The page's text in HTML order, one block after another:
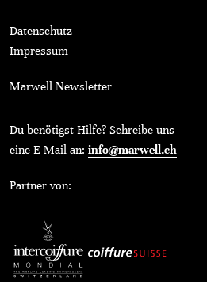
Datenschutz
Impressum
Marwell Newsletter
Du benötigst Hilfe? Schreibe uns
eine E-Mail an: info@marwell.ch
Partner von: